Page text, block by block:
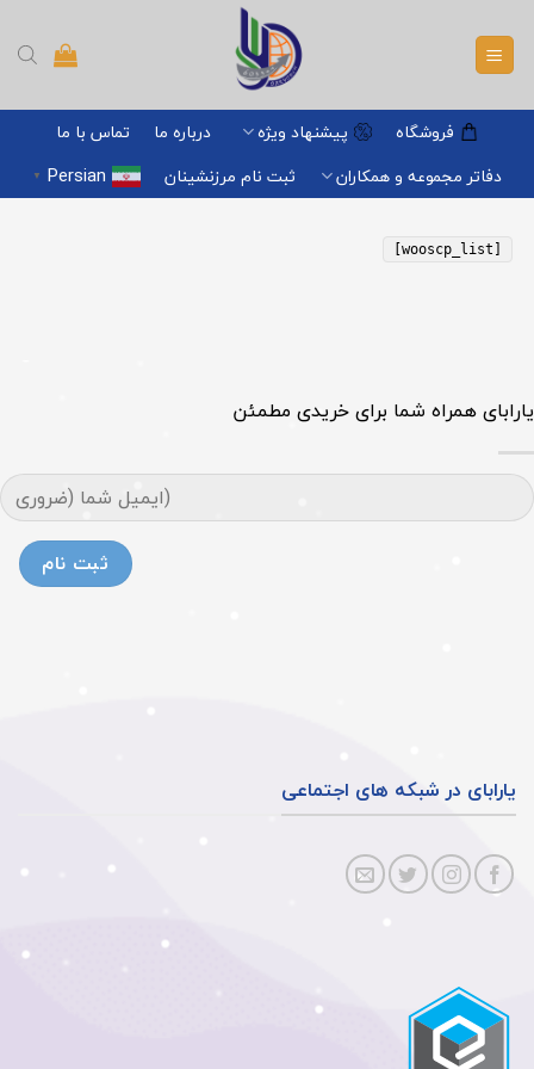
content
فروشگاه پیشنهاد ویژه درباره ما
تماس با ما
دفاتر مجموعه و همکاران
ثبت نام مرزنشینان Persian
▼
یارابای همراه شما برای خریدی مطمئن
یارابای در شبکه های اجتماعی